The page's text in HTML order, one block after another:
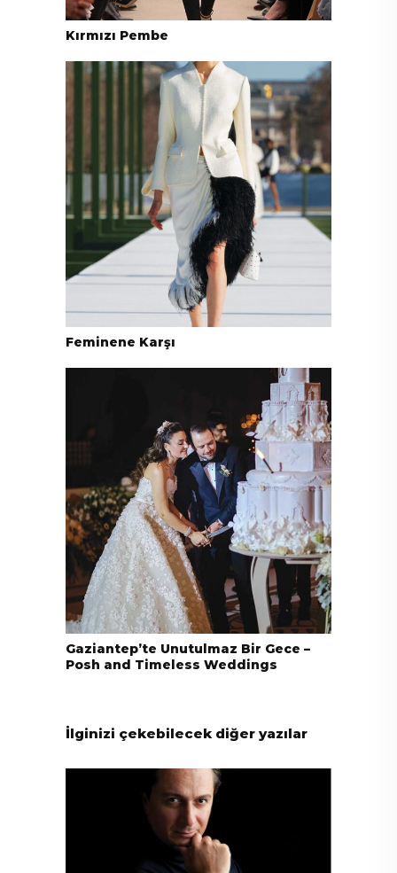
Kırmızı Pembe
Feminene Karşı
Gaziantep’te Unutulmaz Bir Gece –
Posh and Timeless Weddings
İlginizi çekebilecek diğer yazılar